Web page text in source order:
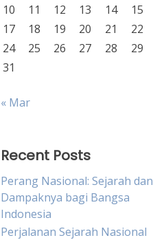
10
11 12 13 14 15
17
18 19 20 21 22
24
25 26 27 28 29
31
« Mar
Recent Posts
Perang Nasional: Sejarah dan
Dampaknya bagi Bangsa
Indonesia
Perjalanan Sejarah Nasional